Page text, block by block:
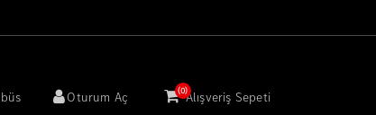
Oturum Aç Alışveriş Sepeti
(0)